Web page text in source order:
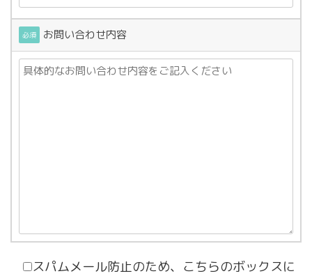
必須 お問い合わせ内容
スパムメール防止のため、こちらのボックスに